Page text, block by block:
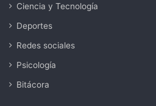
Ciencia y Tecnología
Deportes
Redes sociales
Psicología
Bitácora